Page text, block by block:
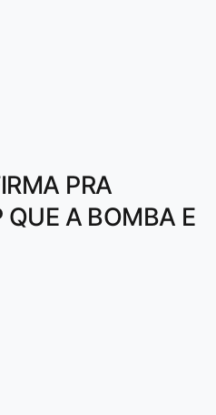
PRA
QUE A BOMBA E